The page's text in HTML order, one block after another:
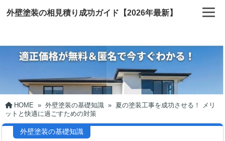
外壁塗装の相見積り成功ガイド【2026年最新】
HOME » 外壁塗装の基礎知識 » 夏の塗装工事を成功させる！ メリ
ットと快適に過ごすための対策
外壁塗装の基礎知識